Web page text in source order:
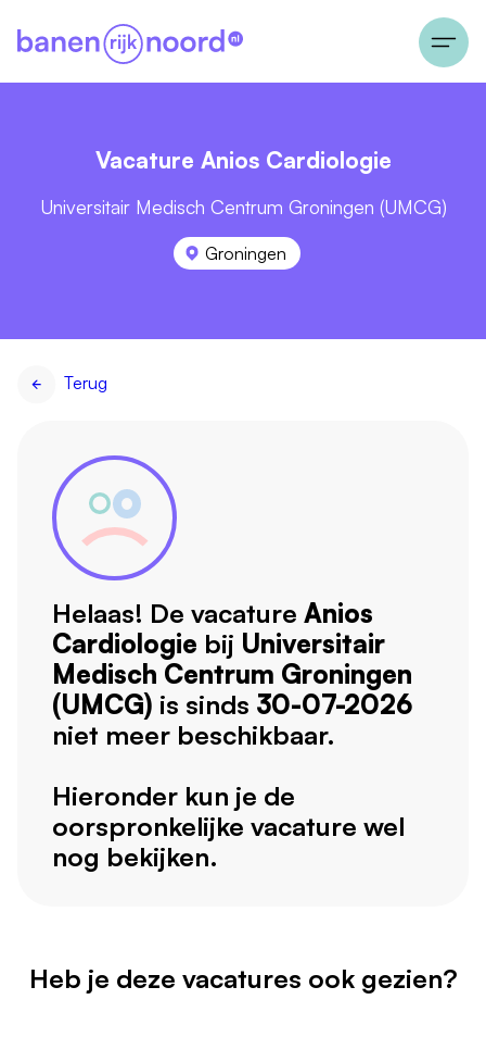
Vacature Anios Cardiologie
Universitair Medisch Centrum Groningen (UMCG)
Groningen
Terug
Helaas! De vacature Anios
Cardiologie bij Universitair
Medisch Centrum Groningen
(UMCG) is sinds 30-07-2026
niet meer beschikbaar.
Hieronder kun je de
oorspronkelijke vacature wel
nog bekijken.
Heb je deze vacatures ook gezien?